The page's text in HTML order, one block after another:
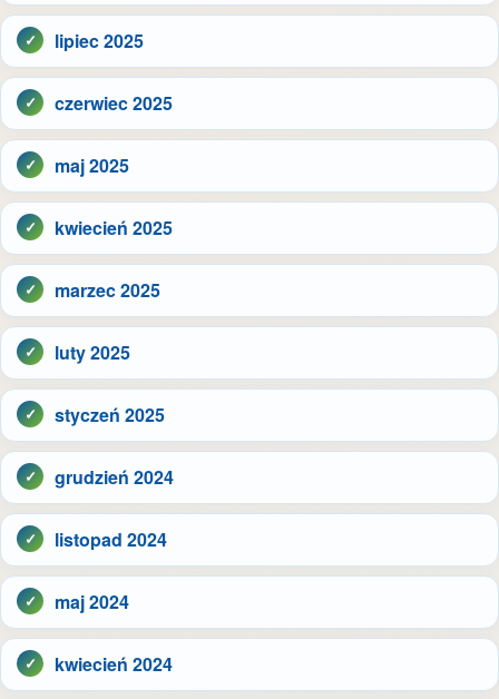
lipiec 2025
czerwiec 2025
maj 2025
kwiecień 2025
marzec 2025
luty 2025
styczeń 2025
grudzień 2024
listopad 2024
maj 2024
kwiecień 2024